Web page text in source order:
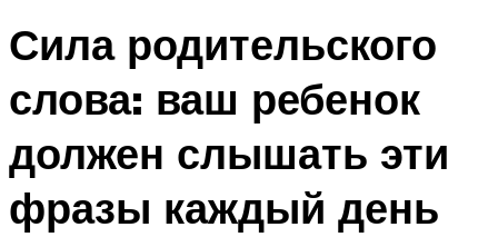
Сила родительского
слова: ваш ребенок
должен слышать эти
фразы каждый день